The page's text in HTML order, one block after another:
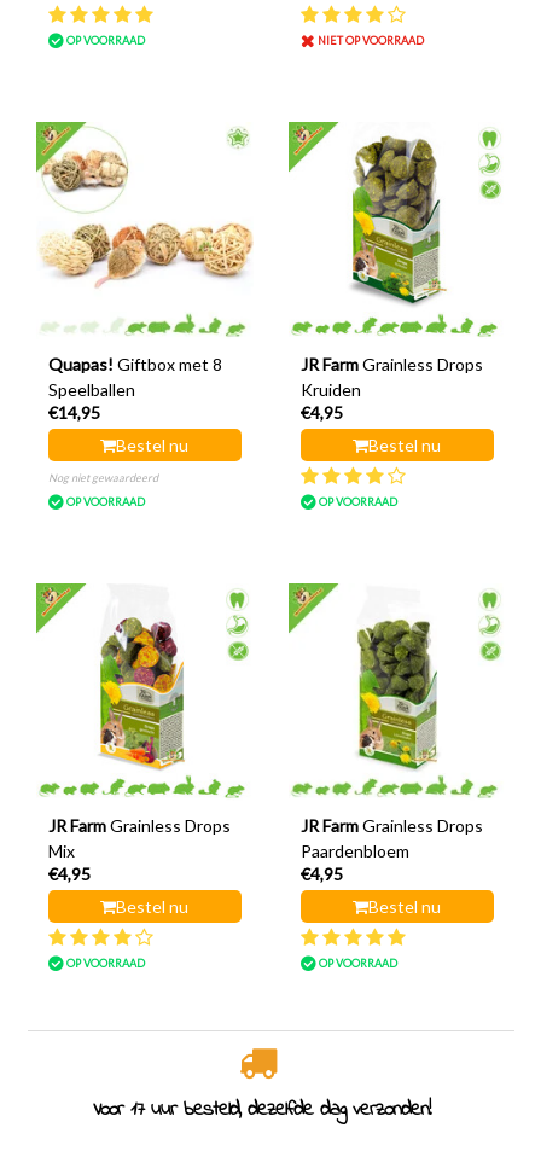
OP VOORRAAD NIET OP VOORRAAD
Quapas! Giftbox met 8
Speelballen
€14,95
Bestel nu
Nog niet gewaardeerd
OP VOORRAAD
JR Farm Grainless Drops
Kruiden
€4,95
Bestel nu
OP VOORRAAD
JR Farm Grainless Drops
Mix
€4,95
Bestel nu
OP VOORRAAD
JR Farm Grainless Drops
Paardenbloem
€4,95
Bestel nu
OP VOORRAAD
Voor 17 uur besteld, dezelfde dag verzonden!